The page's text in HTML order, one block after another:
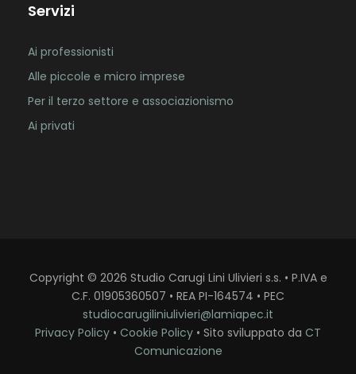
Servizi
Ai professionisti
Alle piccole e micro imprese
Per il terzo settore e associazionismo
Ai privati
Copyright © 2026 Studio Carugi Lini Ulivieri s.s. • P.IVA e
C.F. 01905360507 • REA PI-164574 • PEC
studiocarugiliniulivieri@lamiapec.it
Privacy Policy • Cookie Policy • Sito sviluppato da CT
Comunicazione